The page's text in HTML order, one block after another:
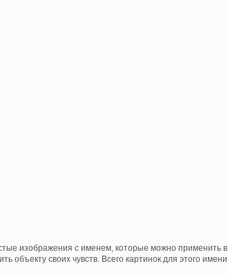
изображения с именем, которые можно применить в
объекту своих чувств. Всего картинок для этого имени